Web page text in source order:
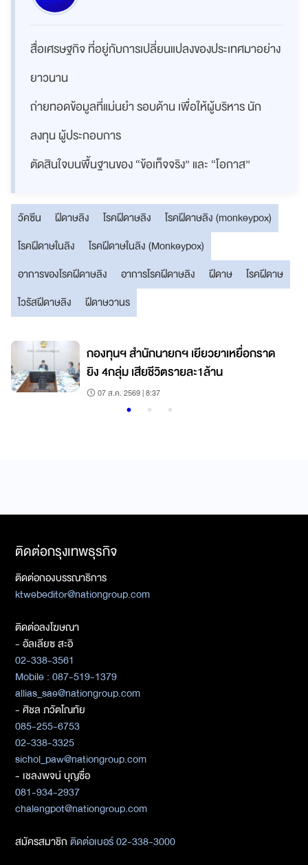
สื่อเศรษฐกิจ ที่อยู่กับการเปลี่ยนแปลงของประเทศมาอย่าง
ยาวนาน
ถ่ายทอดข้อมูลที่แม่นยำ รอบด้าน เพื่อให้ผู้บริหาร นัก
ลงทุน ผู้ประกอบการ
ตัดสินใจบนพื้นฐานของ “ข้อเท็จจริง” และ “โอกาส”
วัคซีน ฝีดาษลิง โรคฝีดาษลิง
โรคฝีดาษลิง (monkeypox)
โรคฝีดาษในลิง
โรคฝีดาษในลิง (Monkeypox)
อาการของโรคฝีดาษลิง
อาการโรคฝีดาษลิง ฝีดาษ
โรคฝีดาษ
ไวรัสฝีดาษลิง
ฝีดาษวานร
กองทุนฯ สำนักนายกฯ เยียวยาเหยื่อกราด
ยิง 4กลุ่ม เสียชีวิตรายละ1ล้าน
07 ส.ค. 2569 | 8:37
ติดต่อกรุงเทพธุรกิจ
ติดต่อกองบรรณาธิการ
ktwebeditor@nationgroup.com
ติดต่อลงโฆษณา
- อัลเลียซ สะอิ
02-338-3561
Mobile : 087-519-1379
allias_sae@nationgroup.com
- ศิชล ภวัตโณทัย
085-255-6753
02-338-3325
sichol_paw@nationgroup.com
- เชลงพจน์ บุญซื่อ
081-934-2937
chalengpot@nationgroup.com
สมัครสมาชิกติดต่อเบอร์ 02-338-3000